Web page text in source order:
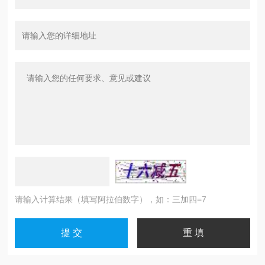
请输入计算结果（填写阿拉伯数字），如：三加四=7